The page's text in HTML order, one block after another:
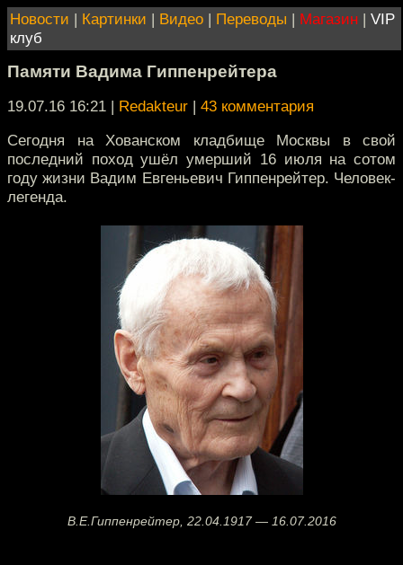
Новости | Картинки | Видео | Переводы | Магазин | VIP
клуб
Памяти Вадима Гиппенрейтера
19.07.16 16:21 | Redakteur | 43 комментария
Сегодня на Хованском кладбище Москвы в свой
последний поход ушёл умерший 16 июля на сотом
году жизни Вадим Евгеньевич Гиппенрейтер. Человек-
легенда.
В.Е.Гиппенрейтер, 22.04.1917 — 16.07.2016